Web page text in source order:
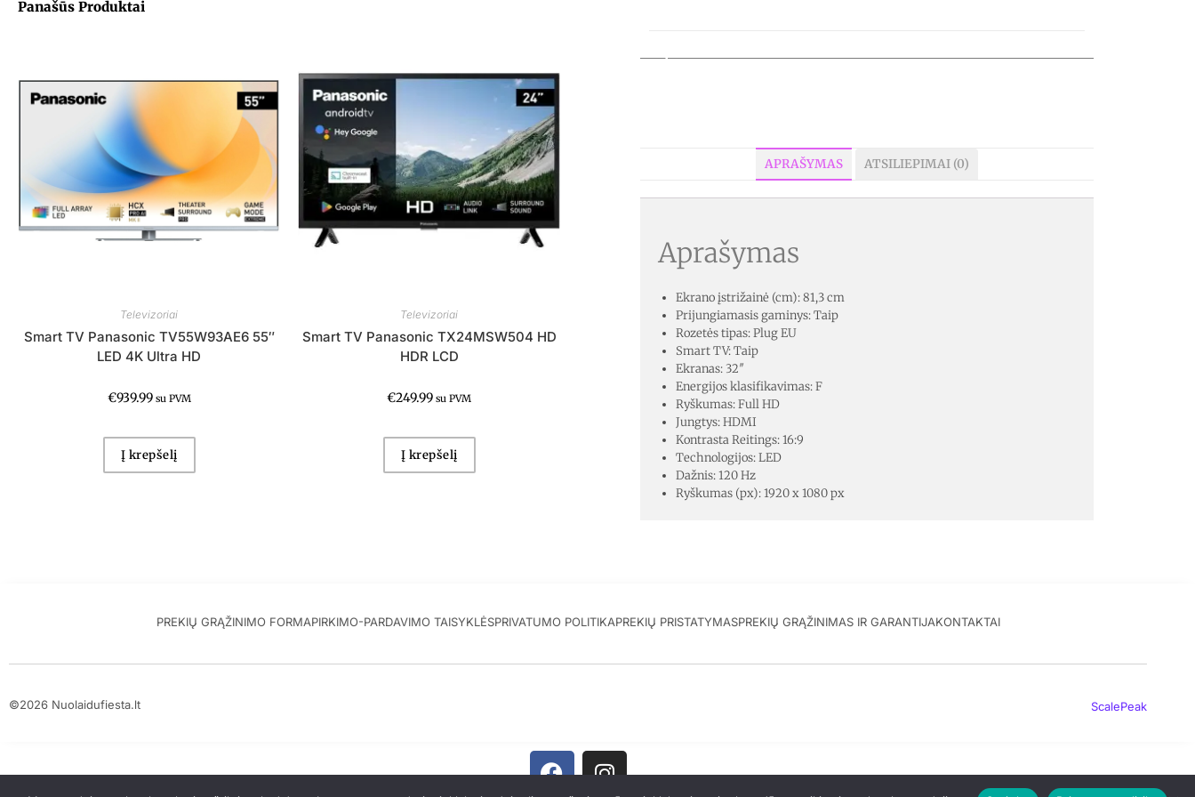
Panašūs Produktai
Televizoriai
Smart TV Panasonic TV55W93AE6 55″
LED 4K Ultra HD
€939.99 su PVM
Į krepšelį
Televizoriai
Smart TV Panasonic TX24MSW504 HD
HDR LCD
€249.99 su PVM
Į krepšelį
APRAŠYMAS ATSILIEPIMAI (0)
Aprašymas
Ekrano įstrižainė (cm): 81,3 cm
Prijungiamasis gaminys: Taip
Rozetės tipas: Plug EU
Smart TV: Taip
Ekranas: 32″
Energijos klasifikavimas: F
Ryškumas: Full HD
Jungtys: HDMI
Kontrasta Reitings: 16:9
Technologijos: LED
Dažnis: 120 Hz
Ryškumas (px): 1920 x 1080 px
PREKIŲ GRĄŽINIMO FORMAPIRKIMO-PARDAVIMO TAISYKLĖSPRIVATUMO POLITIKAPREKIŲ PRISTATYMASPREKIŲ GRĄŽINIMAS IR GARANTIJAKONTAKTAI
©2026 Nuolaidufiesta.lt ScalePeak